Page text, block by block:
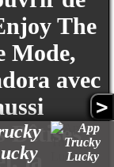
>
The
Mode,
avec
Bêtises"
la